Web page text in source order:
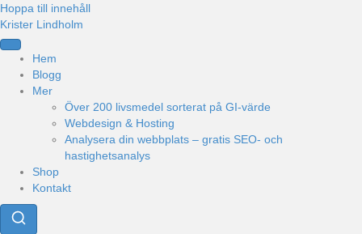
Hoppa till innehåll
Krister Lindholm
Hem
Blogg
Mer
Över 200 livsmedel sorterat på GI-värde
Webdesign & Hosting
Analysera din webbplats – gratis SEO- och
hastighetsanalys
Shop
Kontakt